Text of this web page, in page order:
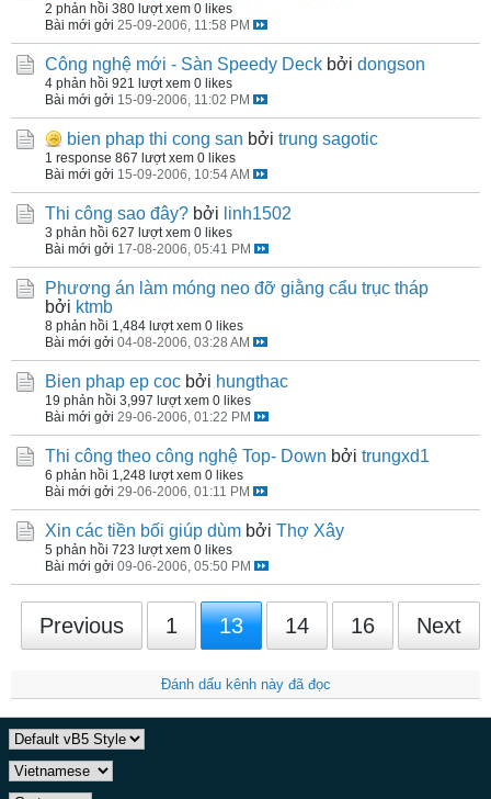
2 phản hồi 380 lượt xem 0 likes
Bài mới gởi 25-09-2006, 11:58 PM
Công nghệ mới - Sàn Speedy Deck bởi dongson
4 phản hồi 921 lượt xem 0 likes
Bài mới gởi 15-09-2006, 11:02 PM
bien phap thi cong san bởi trung sagotic
1 response 867 lượt xem 0 likes
Bài mới gởi 15-09-2006, 10:54 AM
Thi công sao đây? bởi linh1502
3 phản hồi 627 lượt xem 0 likes
Bài mới gởi 17-08-2006, 05:41 PM
Phương án làm móng neo đỡ giằng cẩu trục tháp
bởi ktmb
8 phản hồi 1,484 lượt xem 0 likes
Bài mới gởi 04-08-2006, 03:28 AM
Bien phap ep coc bởi hungthac
19 phản hồi 3,997 lượt xem 0 likes
Bài mới gởi 29-06-2006, 01:22 PM
Thi công theo công nghệ Top- Down bởi trungxd1
6 phản hồi 1,248 lượt xem 0 likes
Bài mới gởi 29-06-2006, 01:11 PM
Xin các tiền bối giúp dùm bởi Thợ Xây
5 phản hồi 723 lượt xem 0 likes
Bài mới gởi 09-06-2006, 05:50 PM
Previous 1 13 14 16 Next
Đánh dấu kênh này đã đọc